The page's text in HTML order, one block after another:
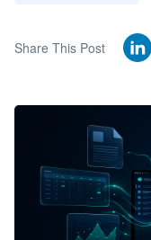
Share This Post